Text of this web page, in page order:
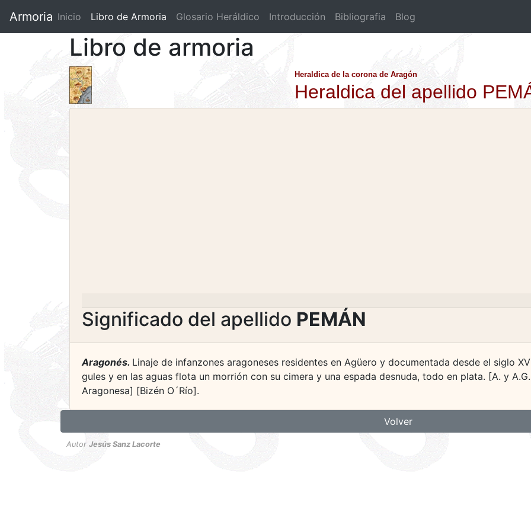
Armoria Inicio Libro de Armoria (current)
Glosario Heráldico Introducción Bibliografia Blog
Libro de armoria
Heraldica de la corona de Aragón
Heraldica del apellido
Significado del apellido PEMÁN
Aragonés. Linaje de infanzones aragoneses residentes en Agüero y documentada desde el siglo
gules y en las aguas flota un morrión con su cimera y una espada desnuda, todo en plata. [A. y
Aragonesa] [Bizén O´Río].
Volver
Autor Jesús Sanz Lacorte